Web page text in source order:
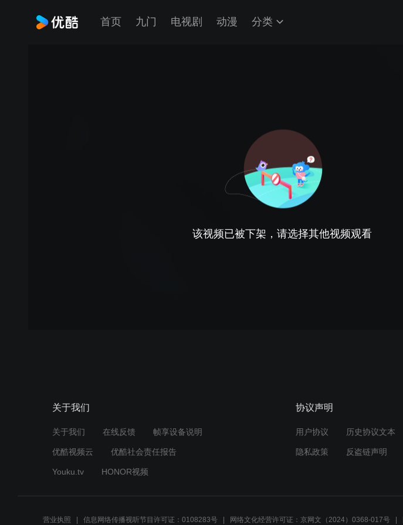
首页 九门 电视剧 动漫 分类
该视频已被下架，请选择其他视频观看
关于我们
关于我们 在线反馈 帧享设备说明
优酷视频云 优酷社会责任报告
Youku.tv HONOR视频
协议声明
用户协议 历史协议文本
隐私政策 反盗链声明
营业执照 信息网络传播视听节目许可证：0108283号 网络文化经营许可证：京网文（2024）0368-017号